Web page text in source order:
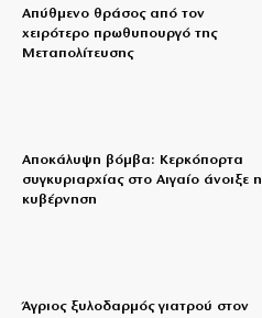
Απύθμενο θράσος από τον
χειρότερο πρωθυπουργό της
Μεταπολίτευσης
Αποκάλυψη βόμβα: Κερκόπορτα
συγκυριαρχίας στο Αιγαίο άνοιξε η
κυβέρνηση
Άγριος ξυλοδαρμός γιατρού στον